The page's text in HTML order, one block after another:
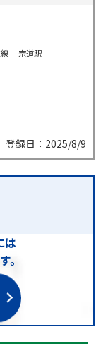
線 宗道駅
登録日：2025/8/9
は
。